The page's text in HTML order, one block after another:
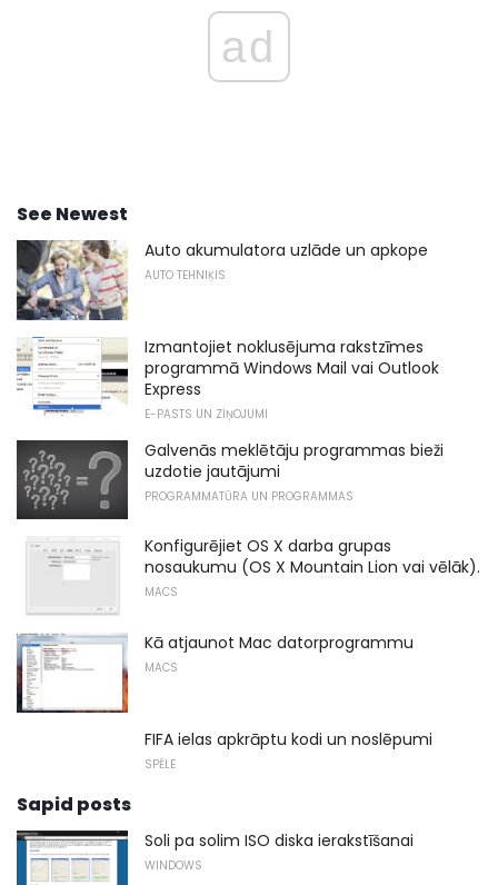
ad
See Newest
Auto akumulatora uzlāde un apkope
AUTO TEHNIĶIS
Izmantojiet noklusējuma rakstzīmes
programmā Windows Mail vai Outlook
Express
E-PASTS UN ZIŅOJUMI
Galvenās meklētāju programmas bieži
uzdotie jautājumi
PROGRAMMATŪRA UN PROGRAMMAS
Konfigurējiet OS X darba grupas
nosaukumu (OS X Mountain Lion vai vēlāk).
MACS
Kā atjaunot Mac datorprogrammu
MACS
FIFA ielas apkrāptu kodi un noslēpumi
SPĒLE
Sapid posts
Soli pa solim ISO diska ierakstīšanai
WINDOWS